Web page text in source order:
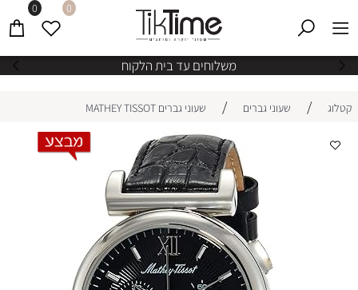
משלוחים עד בית הלקוח
0 0
קטלוג / שעוני גברים / שעוני גברים MATHEY TISSOT